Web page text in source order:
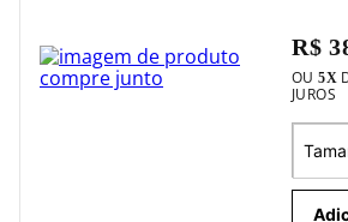
R$
OU 5X
JUROS